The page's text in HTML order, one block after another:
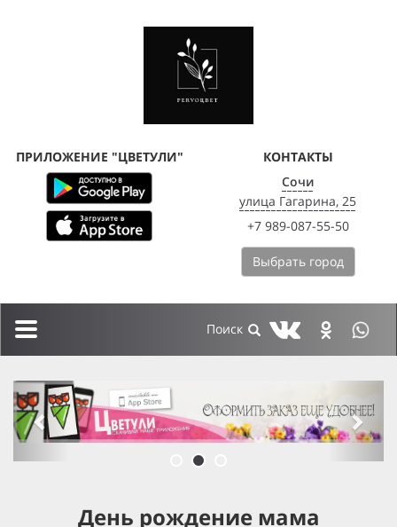
ПРИЛОЖЕНИЕ "ЦВЕТУЛИ"
КОНТАКТЫ
Сочи
улица Гагарина, 25
+7 989-087-55-50
Выбрать город
Toggle
previous
День рождение мама